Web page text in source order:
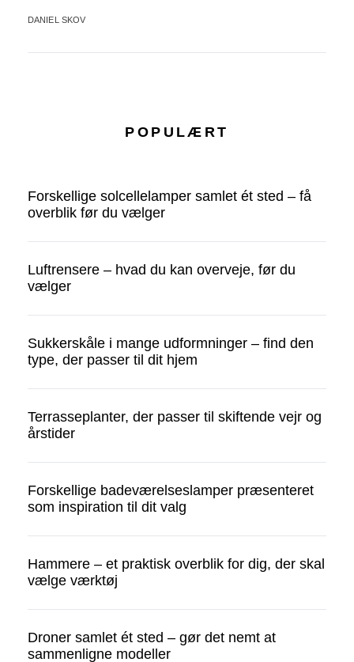
DANIEL SKOV
POPULÆRT
Forskellige solcellelamper samlet ét sted – få
overblik før du vælger
Luftrensere – hvad du kan overveje, før du
vælger
Sukkerskåle i mange udformninger – find den
type, der passer til dit hjem
Terrasseplanter, der passer til skiftende vejr og
årstider
Forskellige badeværelseslamper præsenteret
som inspiration til dit valg
Hammere – et praktisk overblik for dig, der skal
vælge værktøj
Droner samlet ét sted – gør det nemt at
sammenligne modeller